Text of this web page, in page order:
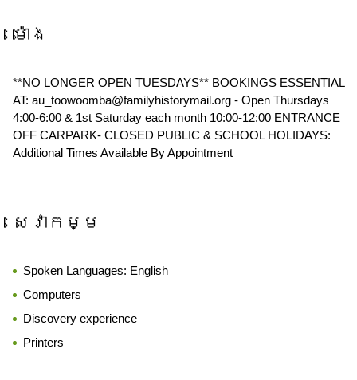
ម៉ោង
**NO LONGER OPEN TUESDAYS** BOOKINGS ESSENTIAL
AT: au_toowoomba@familyhistorymail.org - Open Thursdays
4:00-6:00 & 1st Saturday each month 10:00-12:00 ENTRANCE
OFF CARPARK- CLOSED PUBLIC & SCHOOL HOLIDAYS:
Additional Times Available By Appointment
សេវាកម្ម
Spoken Languages: English
Computers
Discovery experience
Printers